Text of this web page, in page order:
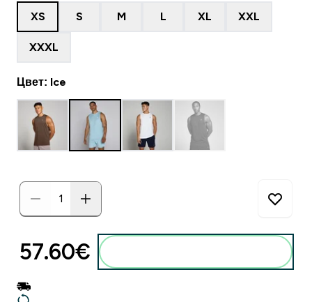
XS S M L XL XXL
XXXL
Цвет: Ice
57.60€‎